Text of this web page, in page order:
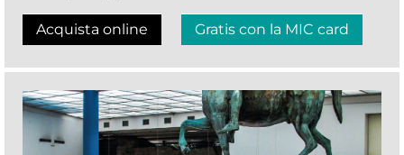
Acquista online Gratis con la MIC card